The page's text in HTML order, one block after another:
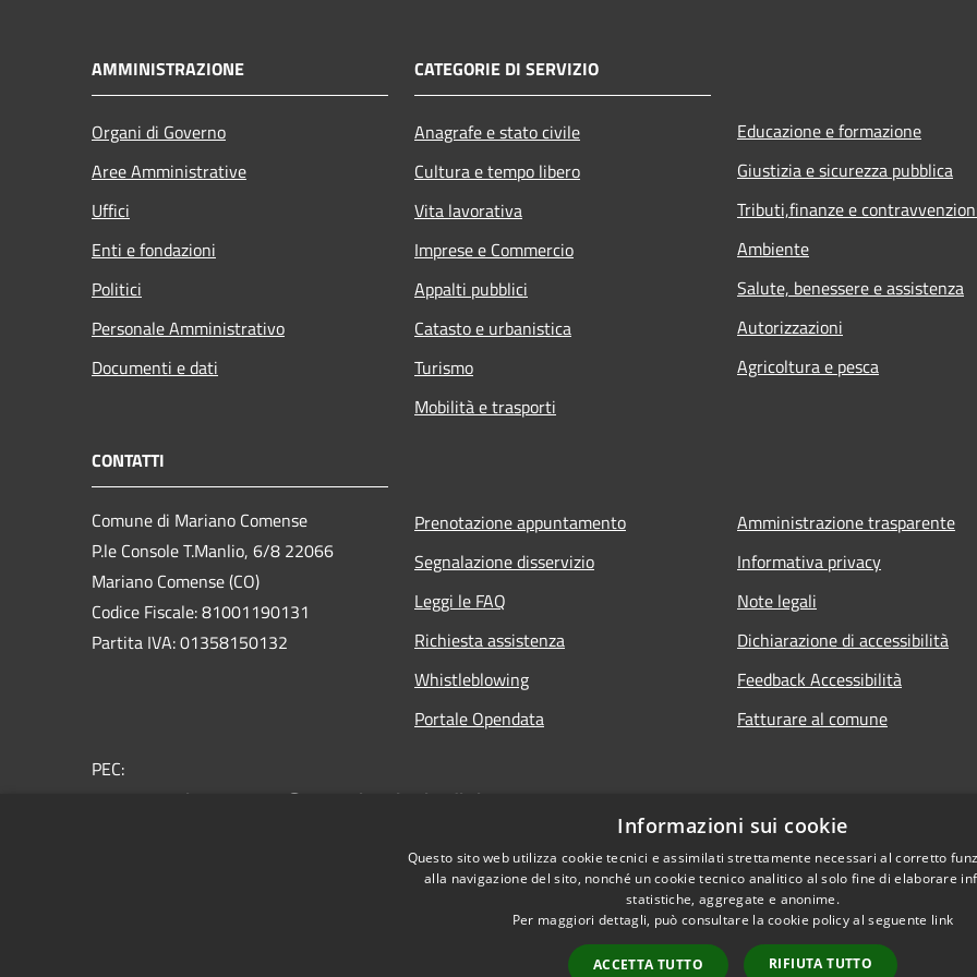
AMMINISTRAZIONE
Organi di Governo
Aree Amministrative
Uffici
Enti e fondazioni
Politici
Personale Amministrativo
Documenti e dati
CATEGORIE DI SERVIZIO
Anagrafe e stato civile
Cultura e tempo libero
Vita lavorativa
Imprese e Commercio
Appalti pubblici
Catasto e urbanistica
Turismo
Mobilità e trasporti
Educazione e formazione
Giustizia e sicurezza pubblica
Tributi,finanze e
Ambiente
Salute, benessere e assistenza
Autorizzazioni
Agricoltura e pesca
CONTATTI
Comune di Mariano Comense
P.le Console T.Manlio, 6/8 22066
Mariano Comense (CO)
Codice Fiscale: 81001190131
Partita IVA: 01358150132
PEC:
comune.marianocomense@pec.regione.lombardia.it
Prenotazione appuntamento
Segnalazione disservizio
Leggi le FAQ
Richiesta assistenza
Whistleblowing
Portale Opendata
Amministrazione trasparente
Informativa privacy
Note legali
Dichiarazione di accessibilità
Feedback Accessibilità
Fatturare al comune
Le foto nelle pagine
Informazioni sui cookie
Questo sito web utilizza cookie tecnici e assimilati strettamente necessari al corretto
alla navigazione del sito, nonché un cookie tecnico analitico al solo fine di elaborare
statistiche, aggregate e anonime.
Per maggiori dettagli, può consultare la cookie policy al seguente link
ACCETTA TUTTO RIFIUTA TUTTO